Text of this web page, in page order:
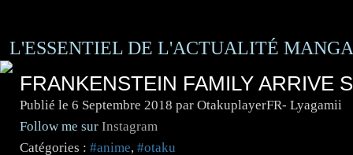
L'ESSENTIEL DE L'ACTUALITÉ
FRANKENSTEIN FAMILY ARRIVE
Publié le 6 Septembre 2018 par OtakuplayerFR- Lyagamii
Follow me sur Instagram
Catégories : #anime, #otaku